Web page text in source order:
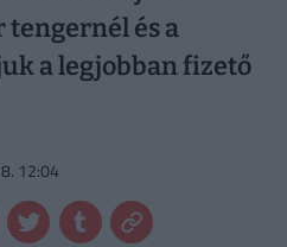
és a
a legjobban fizető
12:04